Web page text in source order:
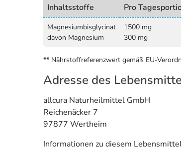
Inhaltsstoffe Pro
Magnesiumbisglycinat
davon Magnesium
1500 mg
300 mg
** Nährstoffreferenzwert gemäß EU-
Adresse des
allcura Naturheilmittel GmbH
Reichenäcker 7
97877 Wertheim
Informationen zu diesem